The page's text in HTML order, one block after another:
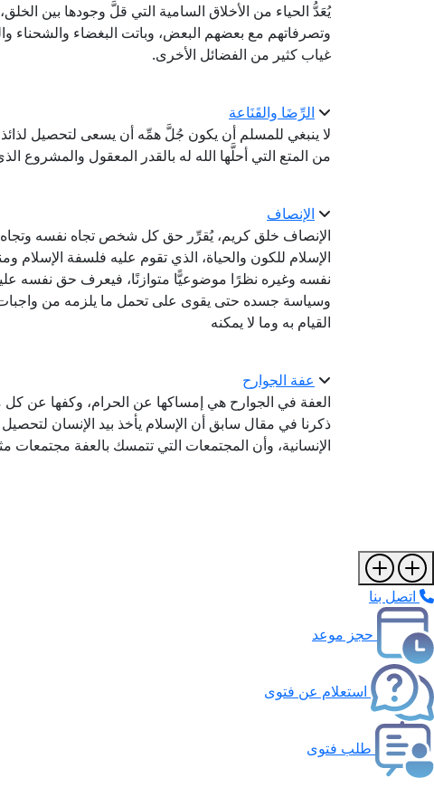
يُعَدُّ الحياء من الأخلاق السامية التي قلَّ وجودها بين
وتصرفاتهم مع بعضهم البعض، وباتت البغضاء والشحناء
غياب كثير من الفضائل الأخرى.
الرِّضَا والقَنَاعة
لا ينبغي للمسلم أن يكون جُلَّ همِّه أن يسعى لتحصيل لذائذ
من المتع التي أحلَّها الله له بالقدر المعقول والمشروع
الإنصاف
الإنصاف خلق كريم، يُقرِّر حق كل شخص تجاه نفسه وتجاه
الإسلام للكون والحياة، الذي تقوم عليه فلسفة الإسلام
نفسه وغيره نظرًا موضوعيًّا متوازنًا، فيعرف حق نفسه
وسياسة جسده حتى يقوى على تحمل ما يلزمه من
القيام به وما لا يمكنه
عفة الجوارح
العفة في الجوارح هي إمساكها عن الحرام، وكفها عن
ذكرنا في مقال سابق أن الإسلام يأخذ بيد الإنسان
الإنسانية، وأن المجتمعات التي تتمسك بالعفة مجتمعات
اتصل بنا
حجز موعد
استعلام عن فتوى
طلب فتوى